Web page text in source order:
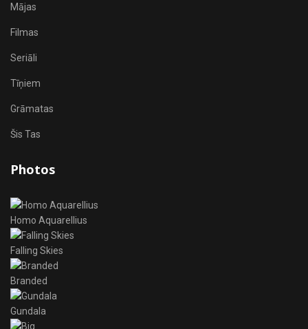
Mājas
Filmas
Seriāli
Tīņiem
Grāmatas
Šis Tas
Photos
Homo Aquarellius
Falling Skies
Branded
Gundala